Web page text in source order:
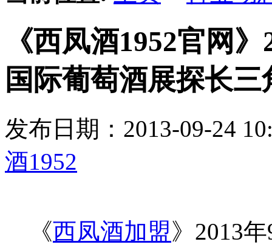
《西凤酒1952官网
国际葡萄酒展探长三
发布日期：2013-09-24
酒1952
《西凤酒加盟》2013